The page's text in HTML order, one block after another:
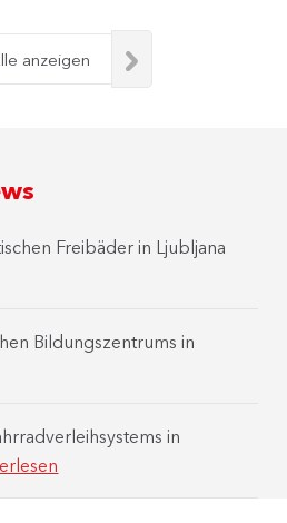
anzeigen
Freibäder in Ljubljana
Bildungszentrums in
in